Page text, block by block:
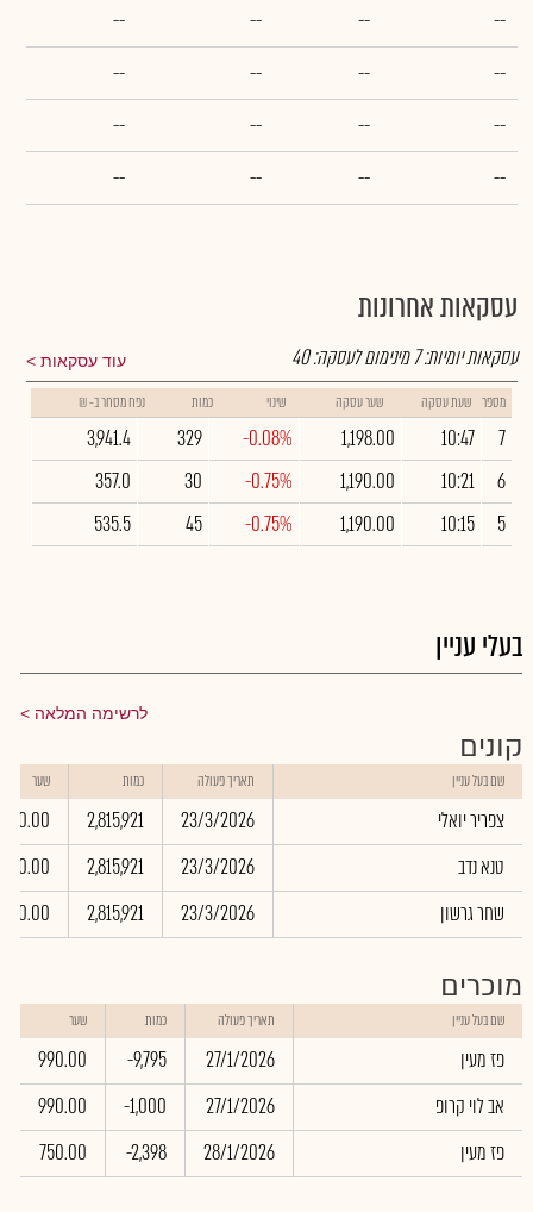
--
--
--
--
--
--
--
--
--
--
--
--
--
--
--
--
עסקאות אחרונות
עוד עסקאות עסקאות יומיות:7מינימום לעסקה:40
מספר שעת עסקה שער עסקה שינוי כמות נפח מסחר ב- ₪
7
10:47
1,198.00
-0.08%
329
3,941.4
6
10:21
1,190.00
-0.75%
30
357.0
5
10:15
1,190.00
-0.75%
45
535.5
בעלי עניין
לרשימה המלאה
קונים
שם בעל עניין תאריך פעולה כמות שער
צפריר יואלי 23/3/2026
2,815,921
0.00
טנא נדב
23/3/2026
2,815,921
0.00
שחר גרשון
23/3/2026
2,815,921
0.00
מוכרים
שם בעל עניין תאריך פעולה כמות שער
פז מעין 27/1/2026
-9,795
990.00
אב לוי קרופ
27/1/2026
-1,000
990.00
פז מעין
28/1/2026
-2,398
750.00